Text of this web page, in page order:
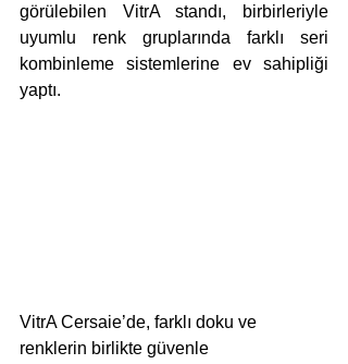
görülebilen VitrA standı, birbirleriyle
uyumlu renk gruplarında farklı seri
kombinleme sistemlerine ev sahipliği
yaptı.
VitrA Cersaie’de, farklı doku ve
renklerin birlikte güvenle